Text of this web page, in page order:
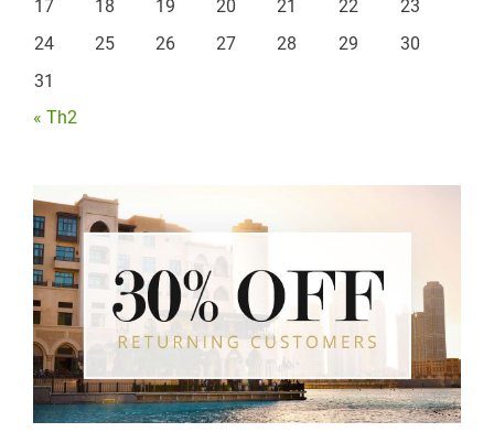
17
18 19 20 21 22
23
24
25 26 27 28 29
30
31
« Th2